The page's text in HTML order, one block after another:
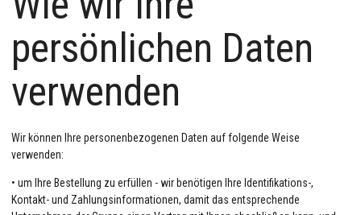
persönlichen Daten
verwenden
Wir können Ihre personenbezogenen Daten auf folgende Weise
verwenden:
• um Ihre Bestellung zu erfüllen - wir benötigen Ihre Identifikations-,
Kontakt- und Zahlungsinformationen, damit das entsprechende